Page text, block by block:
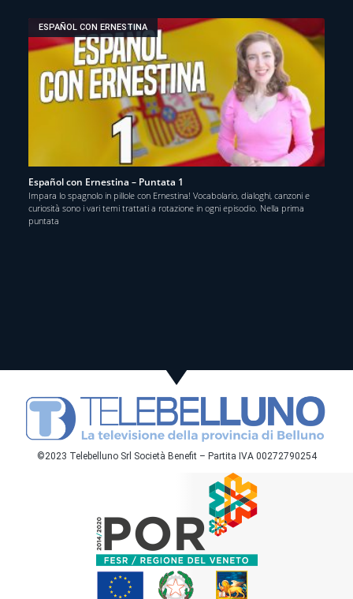
ESPAÑOL CON ERNESTINA
Español con Ernestina – Puntata 1
Impara lo spagnolo in pillole con Ernestina! Vocabolario, dialoghi, canzoni e
curiosità sono i vari temi trattati a rotazione in ogni episodio. Nella prima
puntata
©2023 Telebelluno Srl Società Benefit – Partita IVA 00272790254